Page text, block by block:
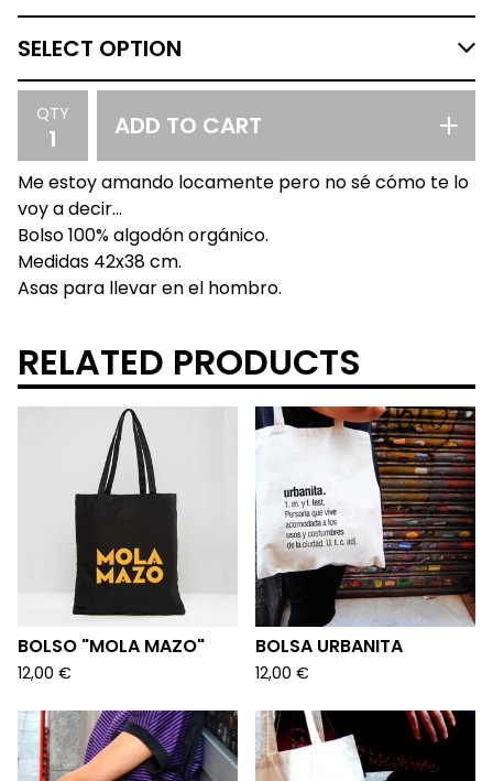
QTY ADD TO CART
Me estoy amando locamente pero no sé cómo te lo
voy a decir...
Bolso 100% algodón orgánico.
Medidas 42x38 cm.
Asas para llevar en el hombro.
RELATED PRODUCTS
BOLSO "MOLA MAZO"
12,00 €
BOLSA URBANITA
12,00 €